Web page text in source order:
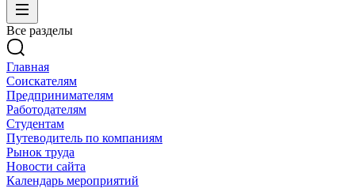
Все разделы
Главная
Соискателям
Предпринимателям
Работодателям
Студентам
Путеводитель по компаниям
Рынок труда
Новости сайта
Календарь мероприятий